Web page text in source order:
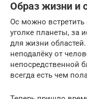
Образ жизни и
Ос можно встретить
уголке планеты, за
для жизни
неподалёку от
непосредственной
всегда есть чем